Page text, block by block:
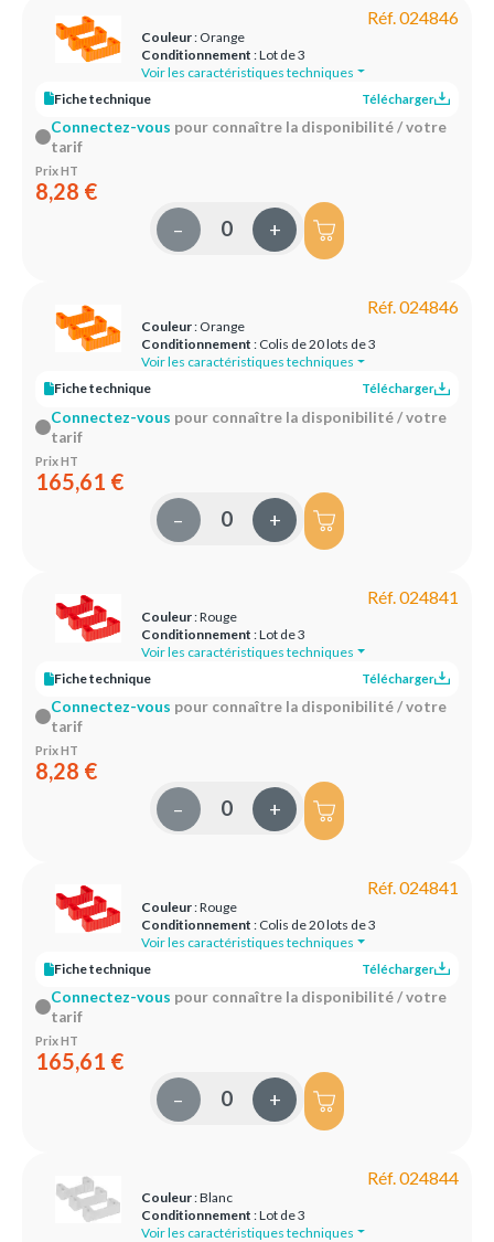
Réf. 024846
Couleur: Orange
Conditionnement : Lot de 3
Voir les caractéristiques techniques
Fiche technique
Télécharger
Connectez-vous pour connaître la disponibilité / votre
tarif
Prix HT
8,28 €
– +
Réf. 024846
Couleur: Orange
Conditionnement : Colis de 20 lots de 3
Voir les caractéristiques techniques
Fiche technique
Télécharger
Connectez-vous pour connaître la disponibilité / votre
tarif
Prix HT
165,61 €
– +
Réf. 024841
Couleur: Rouge
Conditionnement : Lot de 3
Voir les caractéristiques techniques
Fiche technique
Télécharger
Connectez-vous pour connaître la disponibilité / votre
tarif
Prix HT
8,28 €
– +
Réf. 024841
Couleur: Rouge
Conditionnement : Colis de 20 lots de 3
Voir les caractéristiques techniques
Fiche technique
Télécharger
Connectez-vous pour connaître la disponibilité / votre
tarif
Prix HT
165,61 €
– +
Réf. 024844
Couleur: Blanc
Conditionnement : Lot de 3
Voir les caractéristiques techniques